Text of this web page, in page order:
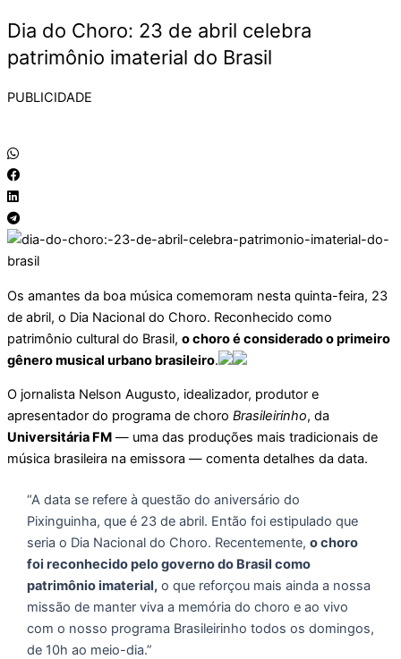
Dia do Choro: 23 de abril celebra
patrimônio imaterial do Brasil
PUBLICIDADE
Os amantes da boa música comemoram nesta quinta-feira, 23
de abril, o Dia Nacional do Choro. Reconhecido como
patrimônio cultural do Brasil, o choro é considerado o primeiro
gênero musical urbano brasileiro.
O jornalista Nelson Augusto, idealizador, produtor e
apresentador do programa de choro Brasileirinho, da
Universitária FM — uma das produções mais tradicionais de
música brasileira na emissora — comenta detalhes da data.
“A data se refere à questão do aniversário do
Pixinguinha, que é 23 de abril. Então foi estipulado que
seria o Dia Nacional do Choro. Recentemente, o choro
foi reconhecido pelo governo do Brasil como
patrimônio imaterial,o que reforçou mais ainda a nossa
missão de manter viva a memória do choro e ao vivo
com o nosso programa Brasileirinho todos os domingos,
de 10h ao meio-dia.”